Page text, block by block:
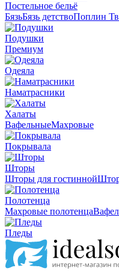
Постельное бельё
БязьБязь детствоПоплин
Подушки
Премиум
Одеяла
Наматрасники
Халаты
ВафельныеМахровые
Покрывала
Шторы
Шторы для гостинной
Полотенца
Махровые полотенца
Пледы